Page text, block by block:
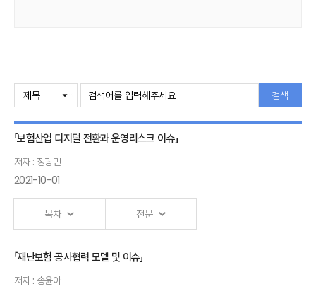
검색
「보험산업 디지털 전환과 운영리스크 이슈」
저자 : 정광민
2021-10-01
목차 전문
금융 및
「재난보험 공사협력 모델 및 이슈」
저자 : 송윤아